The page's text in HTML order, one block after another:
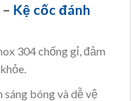
– Kệ cốc đánh
304 chống gỉ, đảm
sáng bóng và dễ vệ